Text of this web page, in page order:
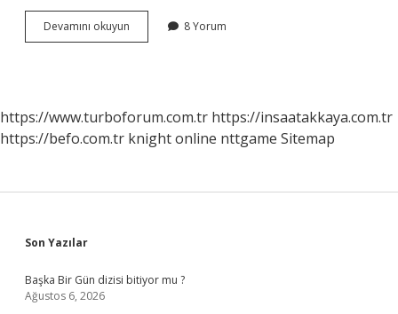
Devamını okuyun Hormon
Bozukluğu
8 Yorum
https://www.turboforum.com.tr https://insaatakkaya.com.tr
https://befo.com.tr knight online nttgame Sitemap
Sidebar
Son Yazılar
Başka Bir Gün dizisi bitiyor mu ?
Ağustos 6, 2026